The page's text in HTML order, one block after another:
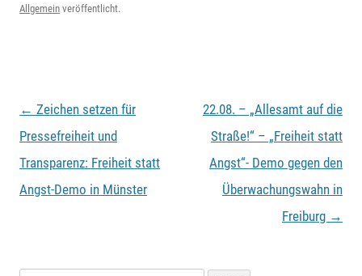
Allgemein veröffentlicht.
Beitragsnavigation
← Zeichen setzen für
Pressefreiheit und
Transparenz: Freiheit statt
Angst-Demo in Münster
22.08. – „Allesamt auf die
Straße!“ – „Freiheit statt
Angst“- Demo gegen den
Überwachungswahn in
Freiburg →